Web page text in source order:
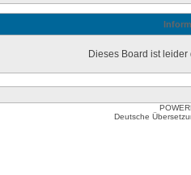
Dieses Board ist
Deutsche